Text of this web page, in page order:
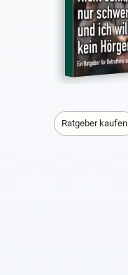
Ratgeber kaufen